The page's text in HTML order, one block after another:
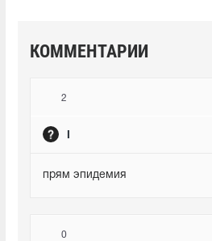
КОММЕНТАРИИ
2
I
прям эпидемия
0